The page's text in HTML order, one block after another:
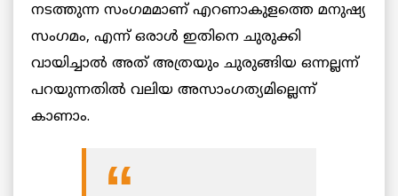
നടത്തുന്ന സംഗമമാണ് എറണാകുളത്തെ മനുഷ്യ
സംഗമം, എന്ന് ഒരാള്‍ ഇതിനെ ചുരുക്കി
വായിച്ചാല്‍ അത് അത്രയും ചുരുങ്ങിയ ഒന്നല്ലന്ന്
പറയുന്നതില്‍ വലിയ അസാംഗത്യമില്ലെന്ന്
കാണാം.